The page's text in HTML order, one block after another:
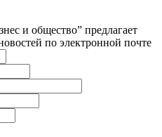
и общество” предлагает
по электронной почте